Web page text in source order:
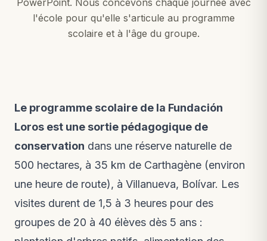
PowerPoint. Nous concevons chaque journée avec
l'école pour qu'elle s'articule au programme
scolaire et à l'âge du groupe.
Le programme scolaire de la Fundación
Loros est une sortie pédagogique de
conservation dans une réserve naturelle de
500 hectares, à 35 km de Carthagène (environ
une heure de route), à Villanueva, Bolívar. Les
visites durent de 1,5 à 3 heures pour des
groupes de 20 à 40 élèves dès 5 ans :